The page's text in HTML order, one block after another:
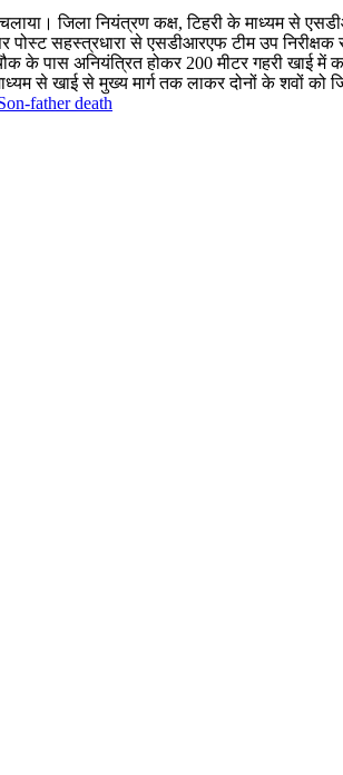
जिला नियंत्रण कक्ष, टिहरी के माध्यम से
सहस्त्रधारा से एसडीआरएफ टीम उप
अनियंत्रित होकर 200 मीटर गहरी खाई में
से खाई से मुख्य मार्ग तक लाकर दोनों के शवों को
father death